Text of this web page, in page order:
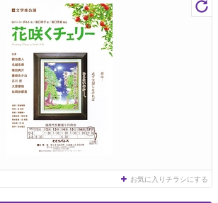
お気に入りチラシにする